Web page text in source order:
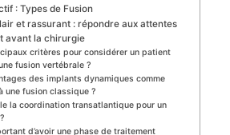
: Types de Fusion
et rassurant : répondre aux attentes
avant la chirurgie
critères pour considérer un patient
fusion vertébrale ?
des implants dynamiques comme
une fusion classique ?
la coordination transatlantique pour un
d’avoir une phase de traitement